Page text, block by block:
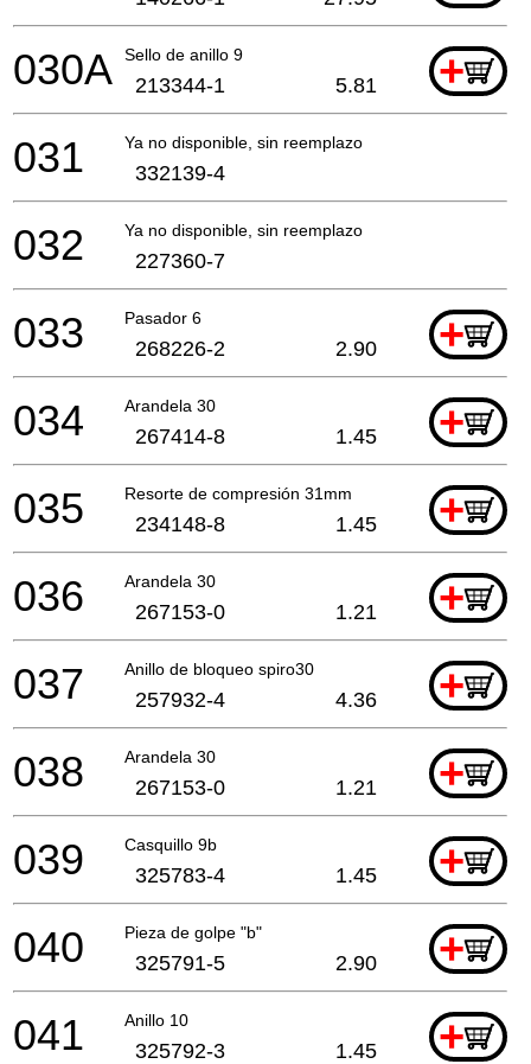
Sello de anillo 9 +
030A 213344-1 5.81
Ya no disponible, sin reemplazo
031 332139-4
Ya no disponible, sin reemplazo
032 227360-7
Pasador 6 +
033 268226-2 2.90
Arandela 30 +
034 267414-8 1.45
Resorte de compresión 31mm +
035 234148-8 1.45
Arandela 30 +
036 267153-0 1.21
Anillo de bloqueo spiro30 +
037 257932-4 4.36
Arandela 30 +
038 267153-0 1.21
Casquillo 9b +
039 325783-4 1.45
Pieza de golpe "b" +
040 325791-5 2.90
Anillo 10 +
041 325792-3 1.45